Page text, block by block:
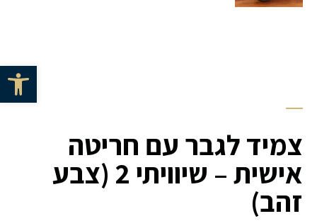
פתח
צמיד לגבר עם חריטה
אישית – שיוויתי 2 (צבע
זהב)